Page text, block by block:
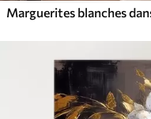
Marguerites blanches